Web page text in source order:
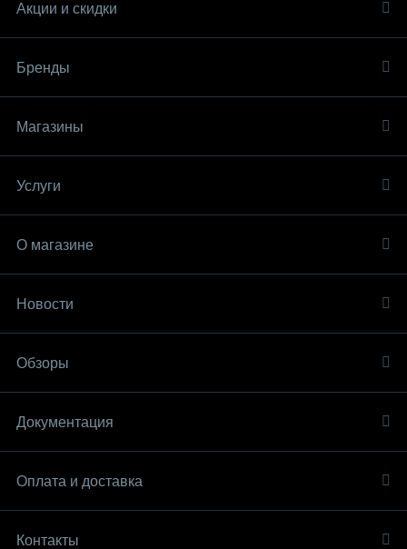
Акции и скидки
Бренды
Магазины
Услуги
О магазине
Новости
Обзоры
Документация
Оплата и доставка
Контакты